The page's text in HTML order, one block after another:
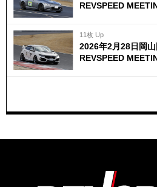
REVSPEED
11枚 Up
2026年2月28日岡
REVSPEED